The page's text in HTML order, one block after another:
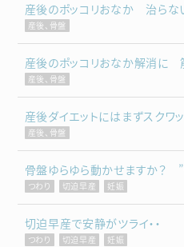
産後のポッコリおなか 治らな
産後、骨盤
産後のポッコリおなか解消に
産後、骨盤
産後ダイエットにはまずスクワッ
産後、骨盤
骨盤ゆらゆら動かせますか？
つわり 切迫早産 妊娠
切迫早産で安静がツライ・・
つわり 切迫早産 妊娠